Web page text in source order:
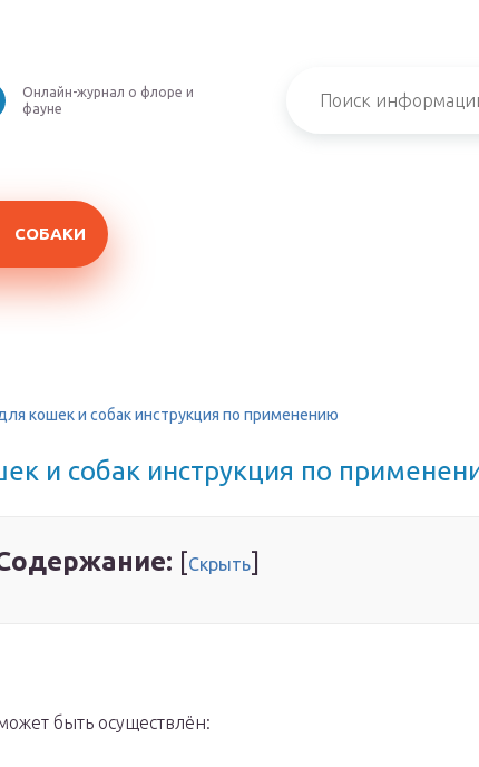
Онлайн-журнал о флоре и
фауне
СОБАКИ
кошек и собак инструкция по применению
и собак инструкция по
[Скрыть]
быть осуществлён: